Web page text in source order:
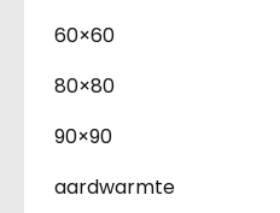
60×60
80×80
90×90
aardwarmte